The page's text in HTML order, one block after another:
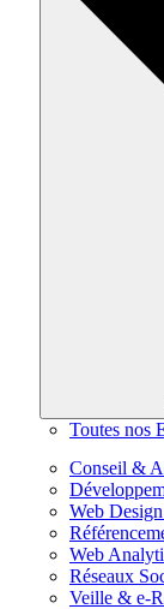
Toutes nos
Conseil &
Web
Web
Réseaux
Veille & e-